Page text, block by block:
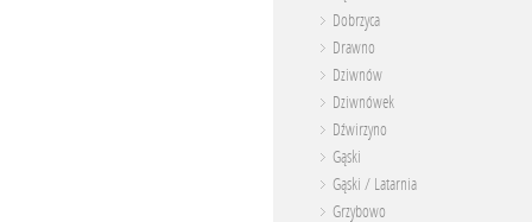
Dobrzyca
Drawno
Dziwnów
Dziwnówek
Dźwirzyno
Gąski
Gąski / Latarnia
Grzybowo